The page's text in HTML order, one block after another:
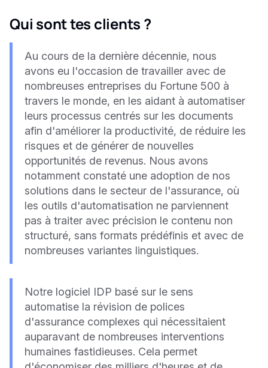
Qui sont tes clients ?
Au cours de la dernière décennie, nous
avons eu l'occasion de travailler avec de
nombreuses entreprises du Fortune 500 à
travers le monde, en les aidant à automatiser
leurs processus centrés sur les documents
afin d'améliorer la productivité, de réduire les
risques et de générer de nouvelles
opportunités de revenus. Nous avons
notamment constaté une adoption de nos
solutions dans le secteur de l'assurance, où
les outils d'automatisation ne parviennent
pas à traiter avec précision le contenu non
structuré, sans formats prédéfinis et avec de
nombreuses variantes linguistiques.
Notre logiciel IDP basé sur le sens
automatise la révision de polices
d'assurance complexes qui nécessitaient
auparavant de nombreuses interventions
humaines fastidieuses. Cela permet